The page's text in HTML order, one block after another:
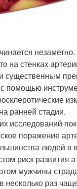
на стенках
существенным
помощью
ранней стадии.
исследований
поражение
людей в
риск развития
мужчины
несколько раз